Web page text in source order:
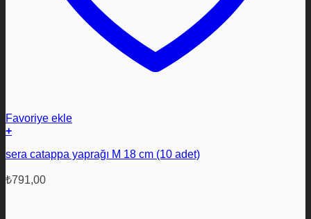
Favoriye ekle
+
sera catappa yaprağı M 18 cm (10 adet)
₺791,00